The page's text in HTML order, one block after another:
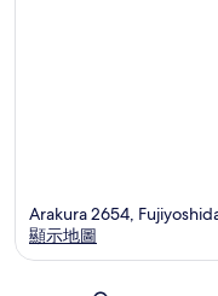
Arakura 2654,
顯示地圖